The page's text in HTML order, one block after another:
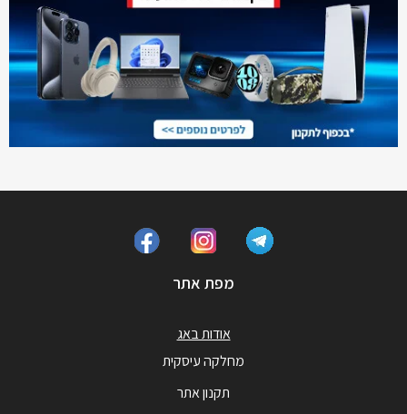
מפת אתר
אודות באג
מחלקה עיסקית
תקנון אתר